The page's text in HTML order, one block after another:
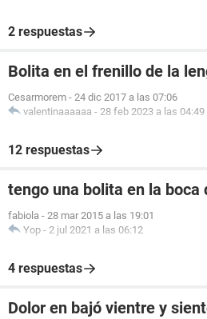
2 respuestas
Bolita en el frenillo de la
Cesarmorem - 24 dic 2017 a las 07:06
valentinaaaaaa - 28 feb 2023 a las 04:49
12 respuestas
tengo una bolita en la boca
fabiola - 28 mar 2015 a las 19:01
Yop - 2 jul 2021 a las 06:12
4 respuestas
Dolor en bajó vientre y